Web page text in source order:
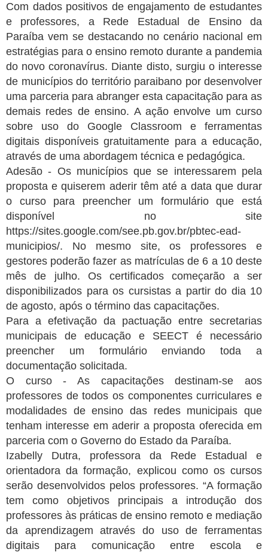
Com dados positivos de engajamento de estudantes
e professores, a Rede Estadual de Ensino da
Paraíba vem se destacando no cenário nacional em
estratégias para o ensino remoto durante a pandemia
do novo coronavírus. Diante disto, surgiu o interesse
de municípios do território paraibano por desenvolver
uma parceria para abranger esta capacitação para as
demais redes de ensino. A ação envolve um curso
sobre uso do Google Classroom e ferramentas
digitais disponíveis gratuitamente para a educação,
através de uma abordagem técnica e pedagógica.
Adesão - Os municípios que se interessarem pela
proposta e quiserem aderir têm até a data que durar
o curso para preencher um formulário que está
disponível no site
https://sites.google.com/see.pb.gov.br/pbtec-ead-
municipios/. No mesmo site, os professores e
gestores poderão fazer as matrículas de 6 a 10 deste
mês de julho. Os certificados começarão a ser
disponibilizados para os cursistas a partir do dia 10
de agosto, após o término das capacitações.
Para a efetivação da pactuação entre secretarias
municipais de educação e SEECT é necessário
preencher um formulário enviando toda a
documentação solicitada.
O curso - As capacitações destinam-se aos
professores de todos os componentes curriculares e
modalidades de ensino das redes municipais que
tenham interesse em aderir a proposta oferecida em
parceria com o Governo do Estado da Paraíba.
Izabelly Dutra, professora da Rede Estadual e
orientadora da formação, explicou como os cursos
serão desenvolvidos pelos professores. “A formação
tem como objetivos principais a introdução dos
professores às práticas de ensino remoto e mediação
da aprendizagem através do uso de ferramentas
digitais para comunicação entre escola e